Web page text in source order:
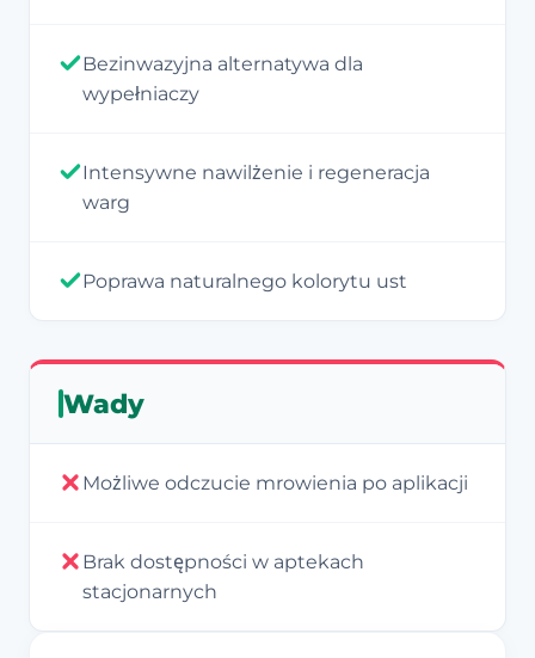
Bezinwazyjna alternatywa dla
wypełniaczy
Intensywne nawilżenie i regeneracja
warg
Poprawa naturalnego kolorytu ust
Wady
Możliwe odczucie mrowienia po aplikacji
Brak dostępności w aptekach
stacjonarnych